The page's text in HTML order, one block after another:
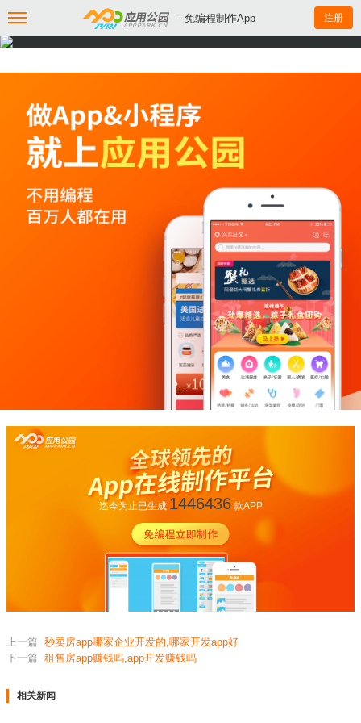
--免编程制作App 注册
迄今为止已生成 1446436款APP
上一篇 秒卖房app哪家企业开发的,哪家开发app好
下一篇 租售房app赚钱吗,app开发赚钱吗
相关新闻